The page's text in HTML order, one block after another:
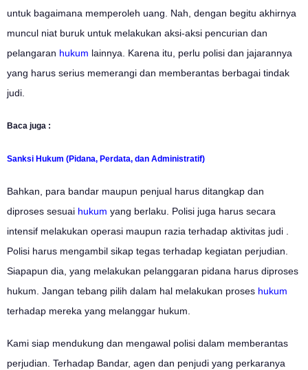
untuk bagaimana memperoleh uang. Nah, dengan begitu akhirnya
muncul niat buruk untuk melakukan aksi-aksi pencurian dan
pelangaran hukum lainnya. Karena itu, perlu polisi dan jajarannya
yang harus serius memerangi dan memberantas berbagai tindak
judi.
Baca juga :
Sanksi Hukum (Pidana, Perdata, dan Administratif)
Bahkan, para bandar maupun penjual harus ditangkap dan
diproses sesuai hukum yang berlaku. Polisi juga harus secara
intensif melakukan operasi maupun razia terhadap aktivitas judi .
Polisi harus mengambil sikap tegas terhadap kegiatan perjudian.
Siapapun dia, yang melakukan pelanggaran pidana harus diproses
hukum. Jangan tebang pilih dalam hal melakukan proses hukum
terhadap mereka yang melanggar hukum.
Kami siap mendukung dan mengawal polisi dalam memberantas
perjudian. Terhadap Bandar, agen dan penjudi yang perkaranya